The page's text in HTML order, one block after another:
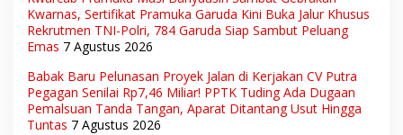
Kwarnas, Sertifikat Pramuka Garuda Kini Buka Jalur Khusus
Rekrutmen TNI-Polri, 784 Garuda Siap Sambut Peluang
Emas 7 Agustus 2026
Babak Baru Pelunasan Proyek Jalan di Kerjakan CV Putra
Pegagan Senilai Rp7,46 Miliar! PPTK Tuding Ada Dugaan
Pemalsuan Tanda Tangan, Aparat Ditantang Usut Hingga
Tuntas 7 Agustus 2026